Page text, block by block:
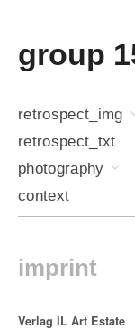
group
retrospect_img
retrospect_txt
photography
context
imprint
Verlag IL Art Estate